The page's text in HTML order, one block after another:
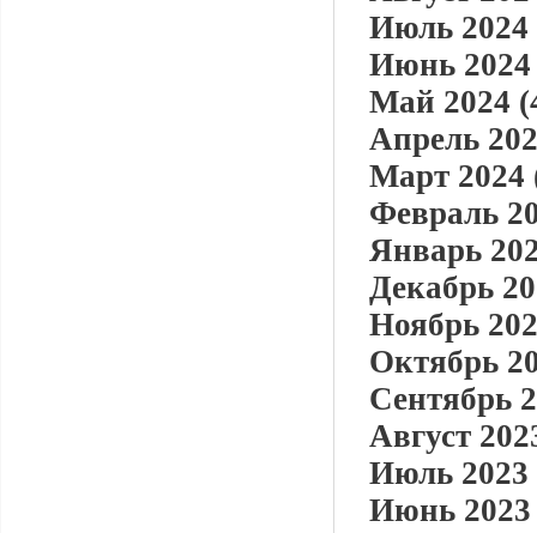
Июль 2024
Июнь 2024
Май 2024
Апрель
Март 2024
Февраль
Январь
Декабрь
Ноябрь
Октябрь
Сентябрь
Август
Июль 2023
Июнь 2023